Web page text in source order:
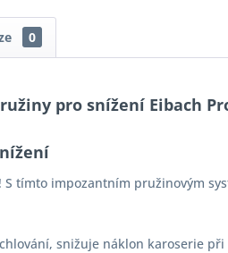
0
pro snížení Eibach
tímto impozantním pružinovým
snižuje náklon karoserie